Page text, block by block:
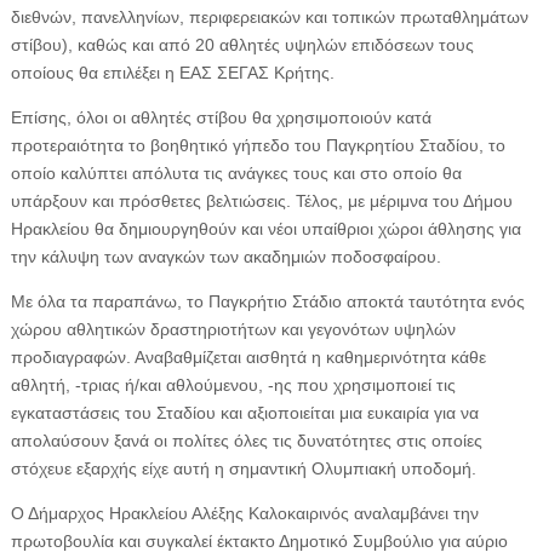
διεθνών, πανελληνίων, περιφερειακών και τοπικών πρωταθλημάτων
στίβου), καθώς και από 20 αθλητές υψηλών επιδόσεων τους
οποίους θα επιλέξει η ΕΑΣ ΣΕΓΑΣ Κρήτης.
Επίσης, όλοι οι αθλητές στίβου θα χρησιμοποιούν κατά
προτεραιότητα το βοηθητικό γήπεδο του Παγκρητίου Σταδίου, το
οποίο καλύπτει απόλυτα τις ανάγκες τους και στο οποίο θα
υπάρξουν και πρόσθετες βελτιώσεις. Τέλος, με μέριμνα του Δήμου
Ηρακλείου θα δημιουργηθούν και νέοι υπαίθριοι χώροι άθλησης για
την κάλυψη των αναγκών των ακαδημιών ποδοσφαίρου.
Με όλα τα παραπάνω, το Παγκρήτιο Στάδιο αποκτά ταυτότητα ενός
χώρου αθλητικών δραστηριοτήτων και γεγονότων υψηλών
προδιαγραφών. Αναβαθμίζεται αισθητά η καθημερινότητα κάθε
αθλητή, -τριας ή/και αθλούμενου, -ης που χρησιμοποιεί τις
εγκαταστάσεις του Σταδίου και αξιοποιείται μια ευκαιρία για να
απολαύσουν ξανά οι πολίτες όλες τις δυνατότητες στις οποίες
στόχευε εξαρχής είχε αυτή η σημαντική Ολυμπιακή υποδομή.
Ο Δήμαρχος Ηρακλείου Αλέξης Καλοκαιρινός αναλαμβάνει την
πρωτοβουλία και συγκαλεί έκτακτο Δημοτικό Συμβούλιο για αύριο